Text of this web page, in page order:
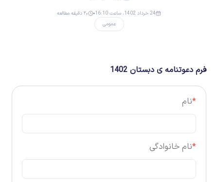
عمومی
24 خرداد 1402، ساعت 16:10 ۲۰ دقیقه مطالعه
فرم دعوتنامه ی دبستان 1402
*نام
*نام خانوادگی